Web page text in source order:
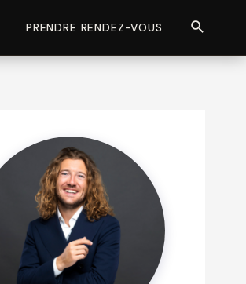
PRENDRE RENDEZ-VOUS